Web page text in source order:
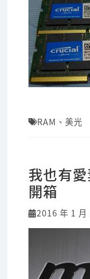
RAM 、 美光
我也有
開箱
2016 年 1 月